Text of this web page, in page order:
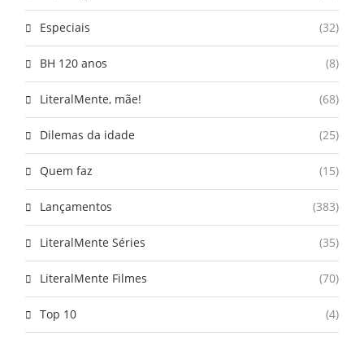
Especiais (32)
BH 120 anos (8)
LiteralMente, mãe! (68)
Dilemas da idade (25)
Quem faz (15)
Lançamentos (383)
LiteralMente Séries (35)
LiteralMente Filmes (70)
Top 10 (4)